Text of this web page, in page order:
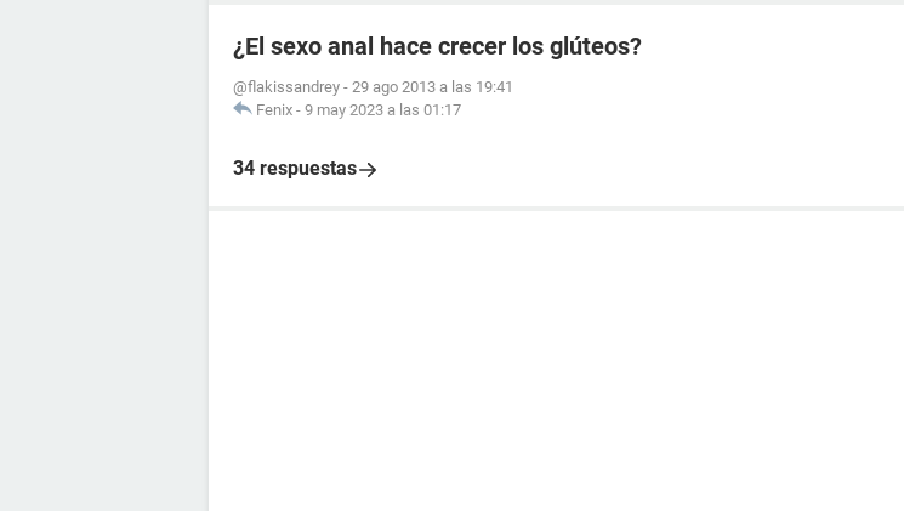
¿El sexo anal hace crecer los glúteos?
@flakissandrey - 29 ago 2013 a las 19:41
Fenix - 9 may 2023 a las 01:17
34 respuestas